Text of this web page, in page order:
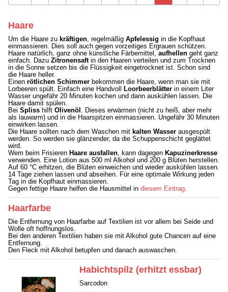
Haare
Um die Haare zu kräftigen, regelmäßig Apfelessig in die Kopfhaut
einmassieren. Dies soll auch gegen vorzeitiges Ergrauen schützen.
Haare natürlich, ganz ohne künstliche Färbemittel, aufhellen geht ganz
einfach. Dazu Zitronensaft in den Haaren verteilen und zum Trocknen
in die Sonne setzen bis die Flüssigkeit eingetrocknet ist. Schon sind
die Haare heller.
Einen rötlichen Schimmer bekommen die Haare, wenn man sie mit
Lorbeeren spült. Einfach eine Handvoll
Loorbeerblätter in einem Liter
Wasser ungefähr 20 Minuten kochen und dann auskühlen lassen. Die
Haare damit spülen.
Bei Spliss hilft Olivenöl . Dieses erwärmen (nicht zu heiß, aber mehr
als lauwarm) und in die Haarspitzen einmassieren. Ungefähr 30 Minuten
einwirken lassen.
Die Haare sollten nach dem Waschen mit kalten Wasser ausgespült
werden. So werden sie glänzender, da die Schuppenschicht geglättet
wird.
Wem beim Frisieren Haare ausfallen, kann dagegen Kapuzinerkresse
verwenden. Eine Lotion aus 500 ml Alkohol und 200 g Blüten herstellen.
Auf 60 °C erhitzen, die Blüten einweichen und wieder auskühlen lassen.
14 Tage ziehen lassen und abseihen. Für eine optimale Wirkung jeden
Tag in die Kopfhaut einmassieren.
Gegen fettige Haare helfen die Hausmittel in diesem Eintrag.
Haarfarbe
Die Entfernung von Haarfarbe auf Textilien ist vor allem bei Seide und
Wolle oft hoffnungslos.
Bei den anderen Textilien haben sie mit Alkohol gute Chancen auf eine
Entfernung.
Den Fleck mit Alkohol betupfen und danach auswaschen.
Habichtspilz (erhitzt essbar)
Sarcodon